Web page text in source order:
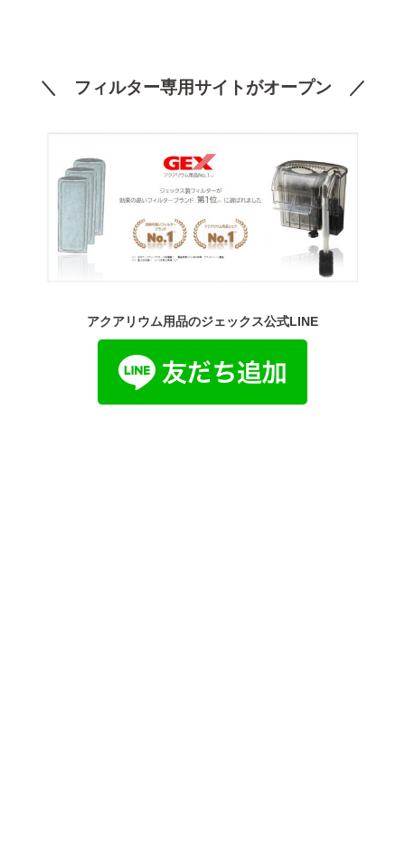
＼ フィルター専用サイトがオープン ／
アクアリウム用品のジェックス公式LINE